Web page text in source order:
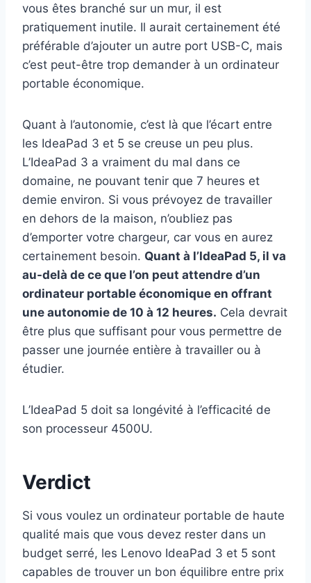
vous êtes branché sur un mur, il est
pratiquement inutile. Il aurait certainement été
préférable d’ajouter un autre port USB-C, mais
c’est peut-être trop demander à un ordinateur
portable économique.
Quant à l’autonomie, c’est là que l’écart entre
les IdeaPad 3 et 5 se creuse un peu plus.
L’IdeaPad 3 a vraiment du mal dans ce
domaine, ne pouvant tenir que 7 heures et
demie environ. Si vous prévoyez de travailler
en dehors de la maison, n’oubliez pas
d’emporter votre chargeur, car vous en aurez
certainement besoin. Quant à l’IdeaPad 5, il va
au-delà de ce que l’on peut attendre d’un
ordinateur portable économique en offrant
une autonomie de 10 à 12 heures. Cela devrait
être plus que suffisant pour vous permettre de
passer une journée entière à travailler ou à
étudier.
L’IdeaPad 5 doit sa longévité à l’efficacité de
son processeur 4500U.
Verdict
Si vous voulez un ordinateur portable de haute
qualité mais que vous devez rester dans un
budget serré, les Lenovo IdeaPad 3 et 5 sont
capables de trouver un bon équilibre entre prix